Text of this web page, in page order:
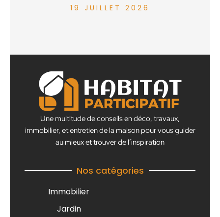
19 JUILLET 2026
Une multitude de conseils en déco, travaux,
immobilier, et entretien de la maison pour vous guider
au mieux et trouver de l’inspiration
Nos catégories
Immobilier
Jardin